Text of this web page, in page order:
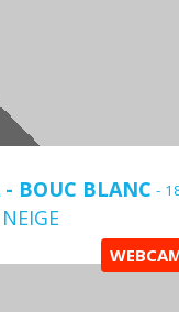
BOUC BLANC -